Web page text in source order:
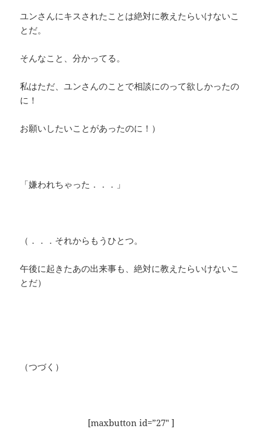
ユンさんにキスされたことは絶対に教えたらいけないこ
とだ。
そんなこと、分かってる。
私はただ、ユンさんのことで相談にのって欲しかったの
に！
お願いしたいことがあったのに！）
「嫌われちゃった．．．」
（．．．それからもうひとつ。
午後に起きたあの出来事も、絶対に教えたらいけないこ
とだ）
（つづく）
[maxbutton id=”27″ ]